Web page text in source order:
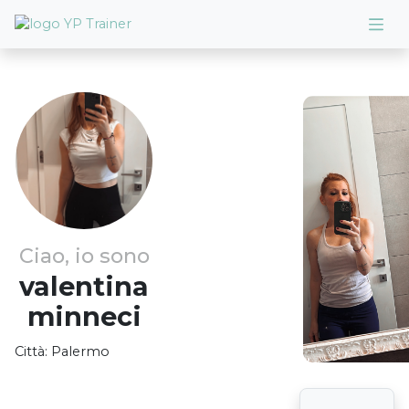
Ciao, io sono
valentina
minneci
Città: Palermo